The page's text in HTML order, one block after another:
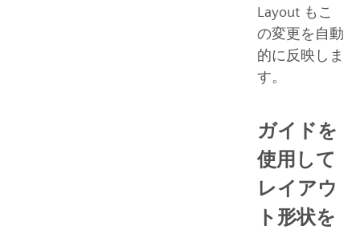
Layout もこ
の変更を自動
的に反映しま
す。
ガイドを
使用して
レイアウ
ト形状を